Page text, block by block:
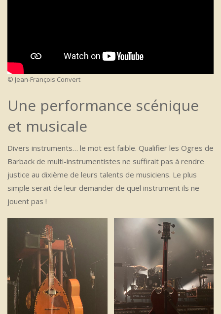
© Jean-François Convert
Une performance scénique
et musicale
Divers instruments… le mot est faible. Qualifier les Ogres de
Barback de multi-instrumentistes ne suffirait pas à rendre
justice au dixième de leurs talents de musiciens. Le plus
simple serait de leur demander de quel instrument ils ne
jouent pas !